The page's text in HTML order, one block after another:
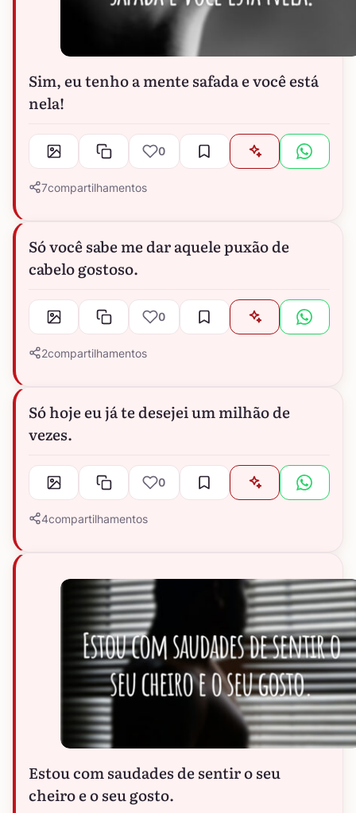
Sim, eu tenho a mente safada e você está
nela!
0
7compartilhamentos
Só você sabe me dar aquele puxão de
cabelo gostoso.
0
2compartilhamentos
Só hoje eu já te desejei um milhão de
vezes.
0
4compartilhamentos
Estou com saudades de sentir o seu
cheiro e o seu gosto.